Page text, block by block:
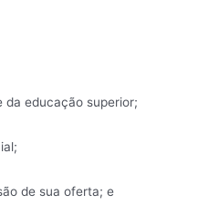
educação superior;
de sua oferta; e